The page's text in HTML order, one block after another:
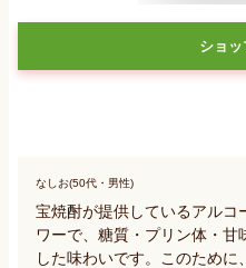
ショ
なしお(50代・男性)
宝焼酎が提供しているアルコ
ワーで、糖質・プリン体・甘
した味わいです。このため